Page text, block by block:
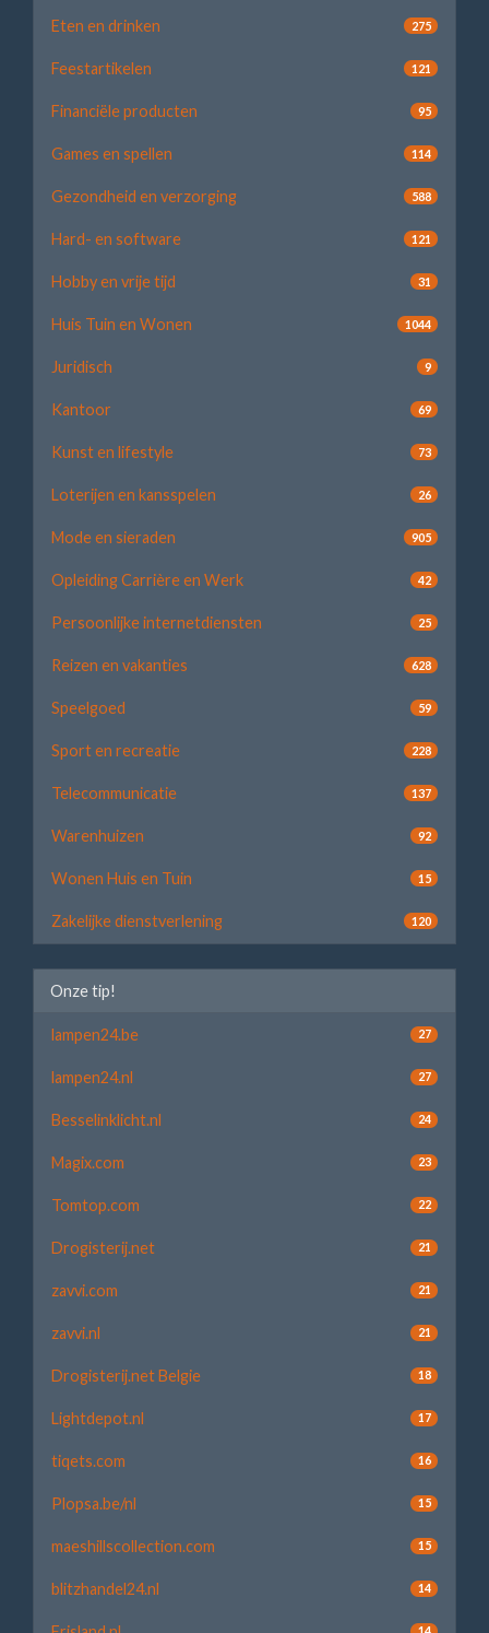
Eten en drinken 275
Feestartikelen 121
Financiële producten 95
Games en spellen 114
Gezondheid en verzorging 588
Hard- en software 121
Hobby en vrije tijd 31
Huis Tuin en Wonen 1044
Juridisch 9
Kantoor 69
Kunst en lifestyle 73
Loterijen en kansspelen 26
Mode en sieraden 905
Opleiding Carrière en Werk 42
Persoonlijke internetdiensten 25
Reizen en vakanties 628
Speelgoed 59
Sport en recreatie 228
Telecommunicatie 137
Warenhuizen 92
Wonen Huis en Tuin 15
Zakelijke dienstverlening 120
Onze tip!
lampen24.be 27
lampen24.nl 27
Besselinklicht.nl 24
Magix.com 23
Tomtop.com 22
Drogisterij.net 21
zavvi.com 21
zavvi.nl 21
Drogisterij.net Belgie 18
Lightdepot.nl 17
tiqets.com 16
Plopsa.be/nl 15
maeshillscollection.com 15
blitzhandel24.nl 14